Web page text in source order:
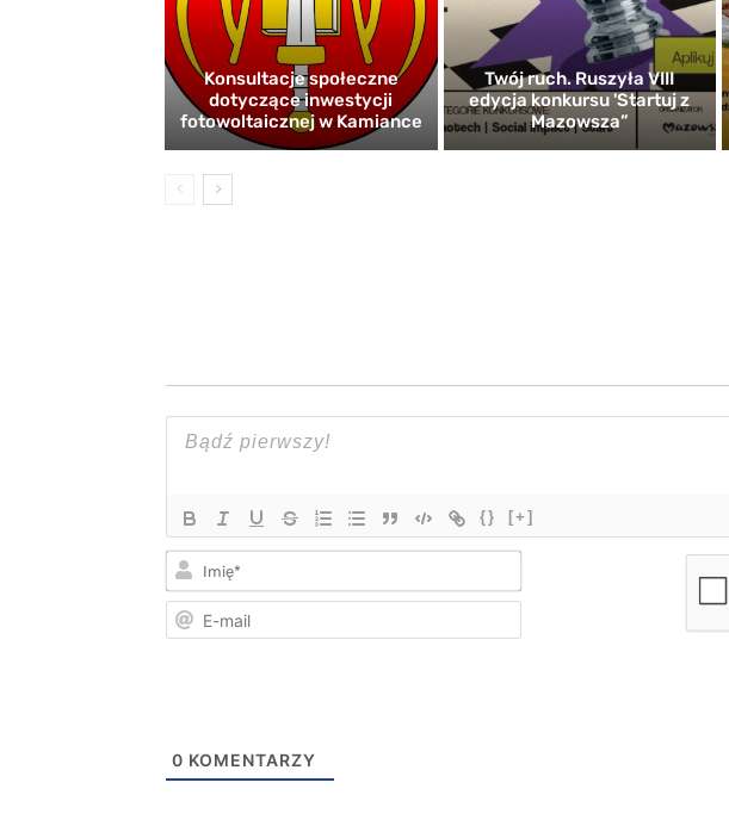
Konsultacje społeczne
dotyczące inwestycji
fotowoltaicznej w Kamiance
Twój ruch. Ruszyła VIII
edycja konkursu 'Startuj z
Mazowsza”
{} [+]
mail
0 KOMENTARZY